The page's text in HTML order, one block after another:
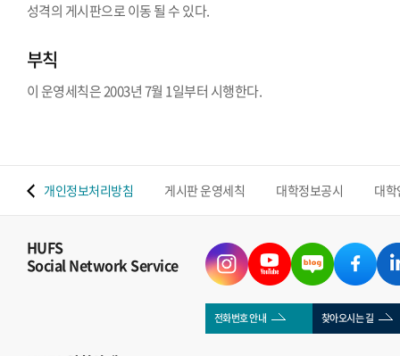
성격의 게시판으로 이동 될 수 있다.
부칙
이 운영세칙은 2003년 7월 1일부터 시행한다.
개인정보처리방침 게시판 운영세칙 대학정보공시 대
HUFS
Social Network Service
전화번호 안내 찾아오시는 길